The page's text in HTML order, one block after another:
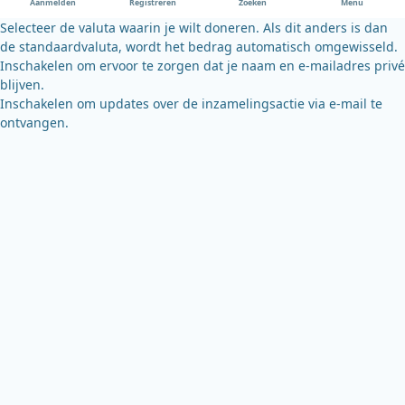
k
Aanmelden Registreren Zoeken Menu
Selecteer de valuta waarin je wilt doneren. Als dit anders is dan
de standaardvaluta, wordt het bedrag automatisch omgewisseld.
Inschakelen om ervoor te zorgen dat je naam en e-mailadres privé
blijven.
Inschakelen om updates over de inzamelingsactie via e-mail te
ontvangen.